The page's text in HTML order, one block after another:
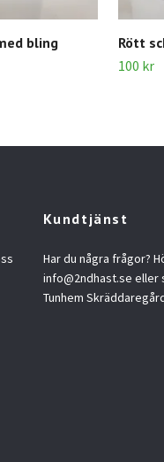
bling
Rött
100 kr
Kundtjänst
Har du några frågor?
info@2ndhast.se eller
Tunhem